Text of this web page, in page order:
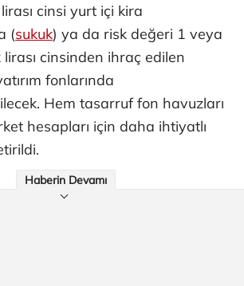
cinsi yurt içi kira
(sukuk) ya da risk değeri 1 veya
cinsinden ihraç edilen
fonlarında
Hem tasarruf fon havuzları
hesapları için daha ihtiyatlı
Haberin Devamı